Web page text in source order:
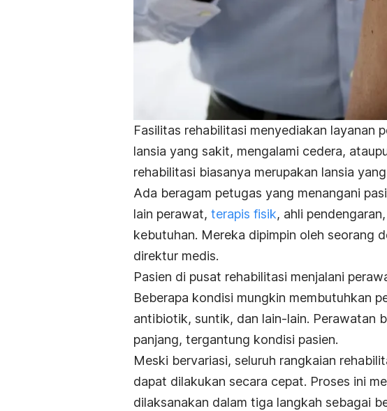
Fasilitas rehabilitasi menyediakan layanan
lansia yang sakit, mengalami cedera,
rehabilitasi biasanya merupakan lansia
Ada beragam petugas yang menangani
lain perawat, terapis fisik, ahli
kebutuhan. Mereka dipimpin oleh seorang
direktur medis.
Pasien di pusat rehabilitasi menjalani
Beberapa kondisi mungkin membutuhkan
antibiotik, suntik, dan lain-lain. Perawatan
panjang, tergantung kondisi pasien.
Meski bervariasi, seluruh rangkaian
dapat dilakukan secara cepat. Proses ini
dilaksanakan dalam tiga langkah sebagai